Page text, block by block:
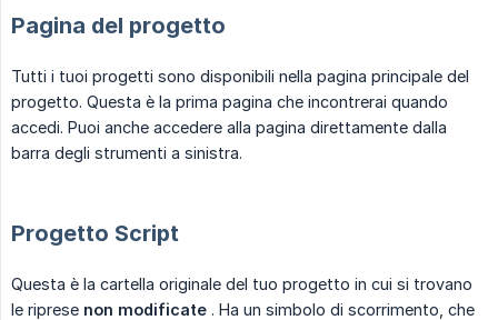
Pagina del progetto
Tutti i tuoi progetti sono disponibili nella pagina principale del
progetto. Questa è la prima pagina che incontrerai quando
accedi. Puoi anche accedere alla pagina direttamente dalla
barra degli strumenti a sinistra.
Progetto Script
Questa è la cartella originale del tuo progetto in cui si trovano
le riprese non modificate . Ha un simbolo di scorrimento, che